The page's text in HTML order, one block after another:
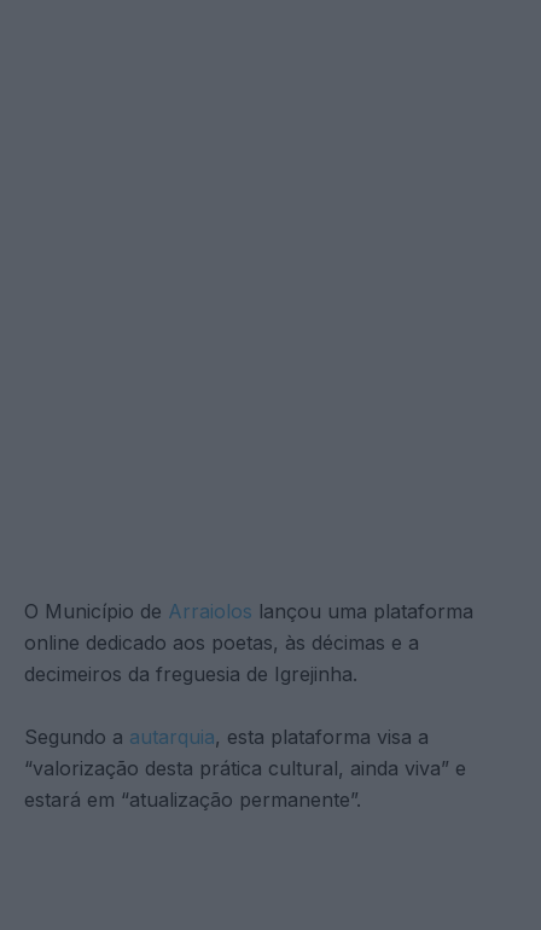
O Município de Arraiolos lançou uma plataforma
online dedicado aos poetas, às décimas e a
decimeiros da freguesia de Igrejinha.
Segundo a autarquia, esta plataforma visa a
“valorização desta prática cultural, ainda viva” e
estará em “atualização permanente”.